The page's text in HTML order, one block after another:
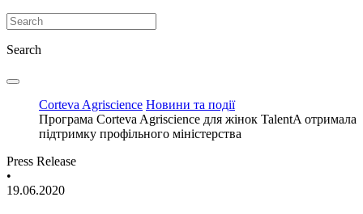
Search
Corteva Agriscience Новини та події
Програма Corteva Agriscience для жінок TalentA отримала
підтримку профільного міністерства
Press Release
•
19.06.2020